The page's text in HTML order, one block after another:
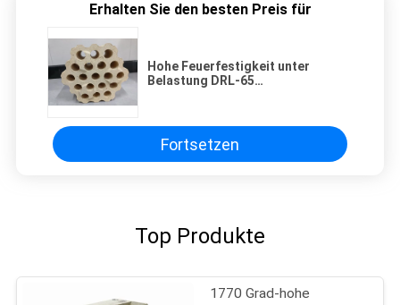
Erhalten Sie den besten Preis für
Hohe Feuerfestigkeit unter
Belastung DRL-65
von heißen Hochtemperaturöfen
Fortsetzen
Top Produkte
1770 Grad-hohe